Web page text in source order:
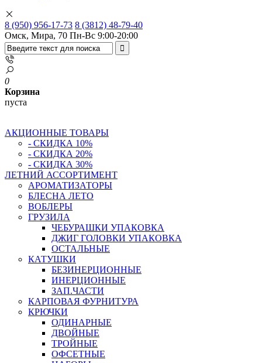
8 (950) 956-17-73 8 (3812) 48-79-40
Омск, Мира, 70 Пн-Вс 9:00-20:00
0
Корзина
пуста
АКЦИОННЫЕ ТОВАРЫ
- СКИДКА 10%
- СКИДКА 20%
- СКИДКА 30%
ЛЕТНИЙ АССОРТИМЕНТ
АРОМАТИЗАТОРЫ
БЛЕСНА ЛЕТО
ВОБЛЕРЫ
ГРУЗИЛА
ЧЕБУРАШКИ УПАКОВКА
ДЖИГ ГОЛОВКИ УПАКОВКА
ОСТАЛЬНЫЕ
КАТУШКИ
БЕЗИНЕРЦИОННЫЕ
ИНЕРЦИОННЫЕ
ЗАП.ЧАСТИ
КАРПОВАЯ ФУРНИТУРА
КРЮЧКИ
ОДИНАРНЫЕ
ДВОЙНЫЕ
ТРОЙНЫЕ
ОФСЕТНЫЕ